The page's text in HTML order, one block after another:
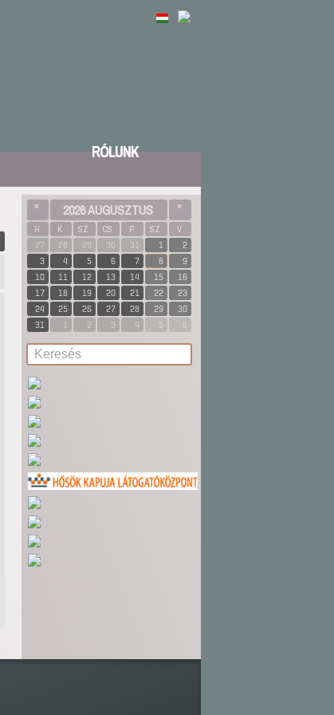
RÓLUNK
« 2026 AUGUSZTUS »
H K SZ CS P SZ
V
27
28 29 30 31 1
2
3
4 5 6 7 8
9
10
11 12 13 14 15
16
17
18 19 20 21 22
23
24
25 26 27 28 29
30
31
1 2 3 4 5 6